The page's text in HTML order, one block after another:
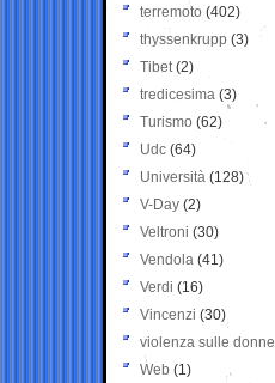
terremoto (402)
thyssenkrupp (3)
Tibet(2)
tredicesima (3)
Turismo (62)
Udc (64)
Università (128)
V-Day (2)
Veltroni (30)
Vendola (41)
Verdi (16)
Vincenzi (30)
violenza sulle donne
Web (1)